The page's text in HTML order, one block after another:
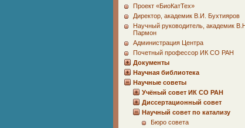
Проект «БиоКатТех»
Директор, академик В.И. Бухтияров
Научный руководитель, академик
Пармон
Администрация Центра
Почетный профессор ИК СО РАН
Документы
Научная библиотека
Научные советы
Учёный совет ИК СО РАН
Диссертационный совет
Научный совет по катализу
Бюро совета